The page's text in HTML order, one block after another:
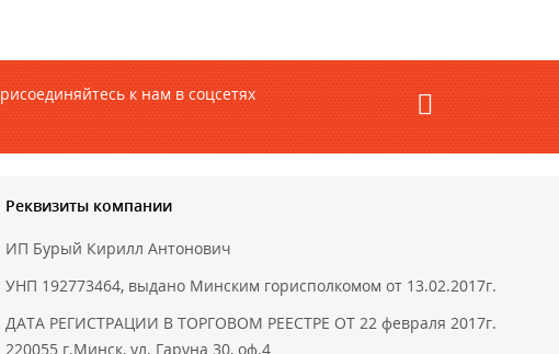
к нам в соцсетях
Реквизиты компании
ИП Бурый Кирилл Антонович
УНП 192773464, выдано Минским горисполкомом от 13.02.2017г.
ДАТА РЕГИСТРАЦИИ В ТОРГОВОМ РЕЕСТРЕ ОТ 22 февраля 2017г.
220055 г.Минск, ул. Гаруна 30, оф.4